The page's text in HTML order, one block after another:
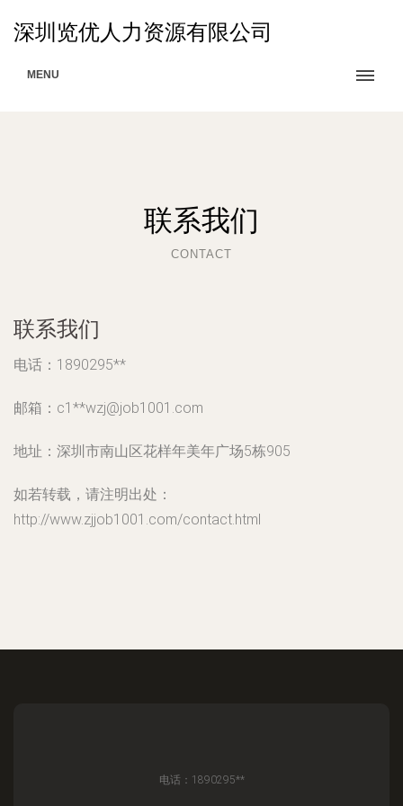
深圳览优人力资源有限公司
MENU
联系我们
CONTACT
联系我们
电话：1890295**
邮箱：c1**wzj@job1001.com
地址：深圳市南山区花样年美年广场5栋905
如若转载，请注明出处：
http://www.zjjob1001.com/contact.html
电话：1890295**